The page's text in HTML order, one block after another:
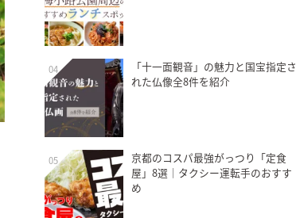
04
「十一面観音」の魅力と国宝指定さ
れた仏像全8件を紹介
05
京都のコスパ最強がっつり「定食
屋」8選｜タクシー運転手のおすす
め